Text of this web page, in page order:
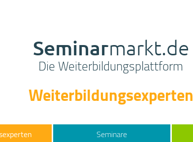
Seminarmarkt.de
Die Weiterbildungsplattform
Weiterbildungsexperten
Seminare